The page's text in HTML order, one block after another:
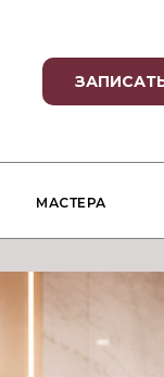
МАСТЕРА